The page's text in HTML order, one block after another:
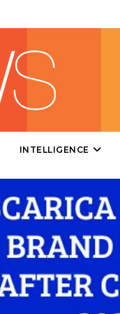
INTELLIGENCE